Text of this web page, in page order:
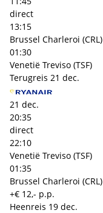
direct
13:15
Brussel Charleroi (CRL)
01:30
Venetië Treviso (TSF)
Terugreis 21 dec.
21 dec.
20:35
direct
22:10
Venetië Treviso (TSF)
01:35
Brussel Charleroi (CRL)
+€ 12,- p.p.
Heenreis 19 dec.